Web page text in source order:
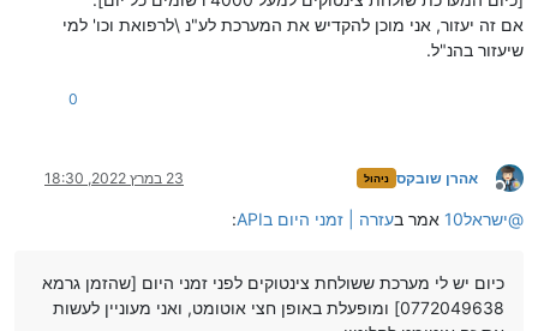
אם זה יעזור, אני מוכן להקדיש את המערכת לע"נ \לרפואת וכו' למי
שיעזור בהנ"ל.
0
מנותק
אהרן שובקס ניהול 23 במרץ 2022, 18:30
@ישראל10 אמר בעזרה | זמני היום בAPI :
כיום יש לי מערכת ששולחת צינטוקים לפני זמני היום [שהזמן גרמא
0772049638] ומופעלת באופן חצי אוטומט, ואני מעוניין לעשות